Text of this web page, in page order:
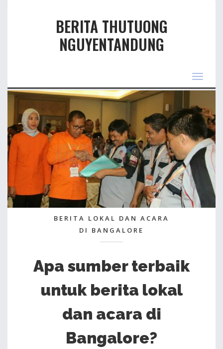
BERITA THUTUONG
NGUYENTANDUNG
Toggle
BERITA LOKAL DAN ACARA
DI BANGALORE
Apa sumber terbaik
untuk berita lokal
dan acara di
Bangalore?